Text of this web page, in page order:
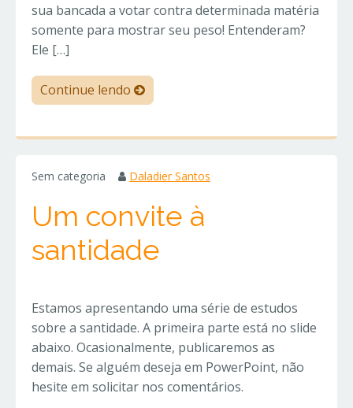
sua bancada a votar contra determinada matéria
somente para mostrar seu peso! Entenderam?
Ele […]
Continue lendo
Sem categoria Daladier Santos
Um convite à
santidade
Estamos apresentando uma série de estudos
sobre a santidade. A primeira parte está no slide
abaixo. Ocasionalmente, publicaremos as
demais. Se alguém deseja em PowerPoint, não
hesite em solicitar nos comentários.